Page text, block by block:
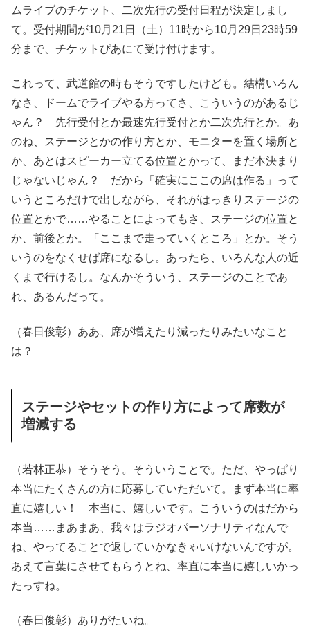
ムライブのチケット、二次先行の受付日程が決定しまし
て。受付期間が10月21日（土）11時から10月29日23時59
分まで、チケットぴあにて受け付けます。
これって、武道館の時もそうですしたけども。結構いろん
なさ、ドームでライブやる方ってさ、こういうのがあるじ
ゃん？ 先行受付とか最速先行受付とか二次先行とか。あ
のね、ステージとかの作り方とか、モニターを置く場所と
か、あとはスピーカー立てる位置とかって、まだ本決まり
じゃないじゃん？ だから「確実にここの席は作る」って
いうところだけで出しながら、それがはっきりステージの
位置とかで……やることによってもさ、ステージの位置と
か、前後とか。「ここまで走っていくところ」とか。そう
いうのをなくせば席になるし。あったら、いろんな人の近
くまで行けるし。なんかそういう、ステージのことであ
れ、あるんだって。
（春日俊彰）ああ、席が増えたり減ったりみたいなこと
は？
ステージやセットの作り方によって席数が
増減する
（若林正恭）そうそう。そういうことで。ただ、やっぱり
本当にたくさんの方に応募していただいて。まず本当に率
直に嬉しい！ 本当に、嬉しいです。こういうのはだから
本当……まあまあ、我々はラジオパーソナリティなんで
ね、やってることで返していかなきゃいけないんですが。
あえて言葉にさせてもらうとね、率直に本当に嬉しいかっ
たっすね。
（春日俊彰）ありがたいね。